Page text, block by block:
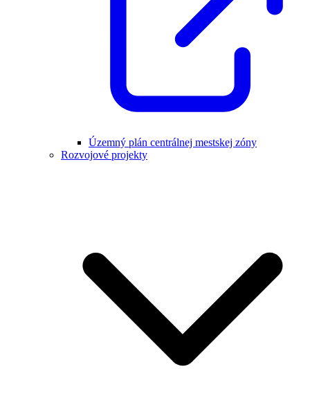
Územný plán centrálnej mestskej zóny
Rozvojové projekty